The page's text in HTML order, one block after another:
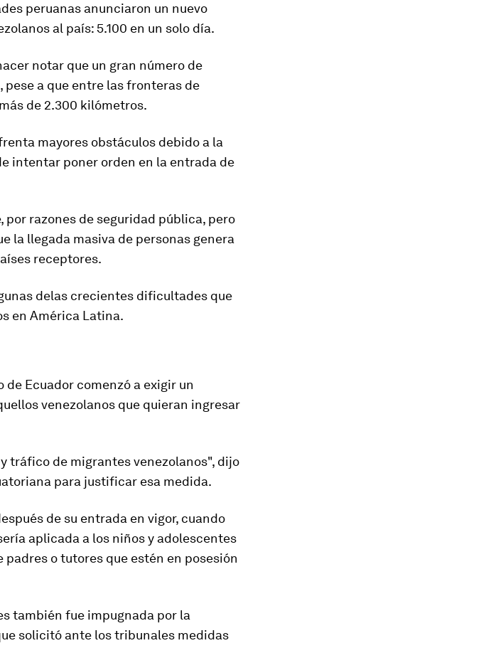
peruanas anunciaron un nuevo
al país: 5.100 en un solo día.
notar que un gran número de
a que entre las fronteras de
de 2.300 kilómetros.
mayores obstáculos debido a la
intentar poner orden en la entrada de
por razones de seguridad pública, pero
la llegada masiva de personas genera
receptores.
delas crecientes dificultades que
en América Latina.
de Ecuador comenzó a exigir un
venezolanos que quieran ingresar
tráfico de migrantes venezolanos", dijo
para justificar esa medida.
de su entrada en vigor, cuando
aplicada a los niños y adolescentes
o tutores que estén en posesión
también fue impugnada por la
solicitó ante los tribunales medidas